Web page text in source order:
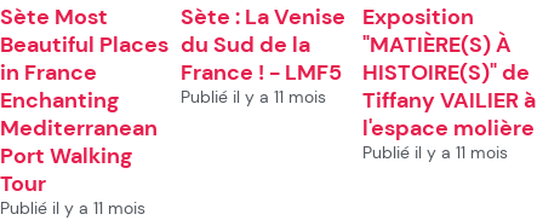
Sète Most
Beautiful Places
in France
Enchanting
Mediterranean
Port Walking
Tour
Publié il y a 11 mois
Sète : La Venise
du Sud de la
France ! - LMF5
Publié il y a 11 mois
Exposition
"MATIÈRE(S) À
HISTOIRE(S)" de
Tiffany VAILIER à
l'espace molière
Publié il y a 11 mois